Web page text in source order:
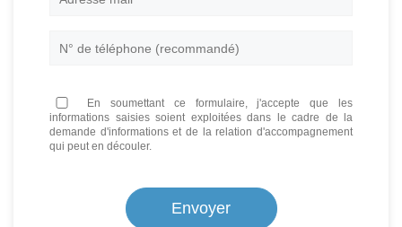
En soumettant ce formulaire, j'accepte que les
informations saisies soient exploitées dans le cadre de la
demande d'informations et de la relation d'accompagnement
qui peut en découler.